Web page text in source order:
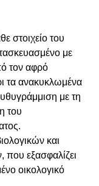
στοιχείο του
με
τον αφρό
τα ανακυκλωμένα
με τη
του
και
εξασφαλίζει
οικολογικό